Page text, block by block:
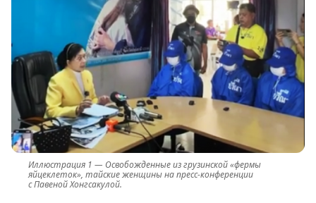
Освобожденные из грузинской «фермы
яйцеклеток», тайские женщины на пресс-конференции
с Павеной Хонгсакулой.